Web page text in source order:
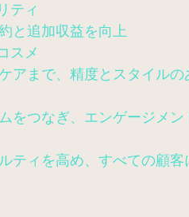
ティ
と追加収益を向上
スメ
アまで、精度とスタイル
をつなぎ、エンゲージメ
ティを高め、すべての顧